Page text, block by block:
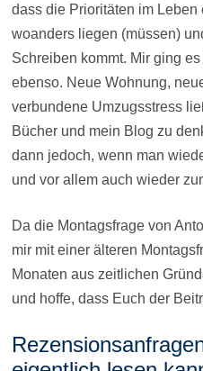
dass die Prioritäten im
woanders liegen (müssen)
Schreiben kommt. Mir ging
ebenso. Neue Wohnung,
verbundene Umzugsstress
Bücher und mein Blog zu
dann jedoch, wenn man
und vor allem auch wieder
Da die Montagsfrage von
mir mit einer älteren
Monaten aus zeitlichen
und hoffe, dass Euch der